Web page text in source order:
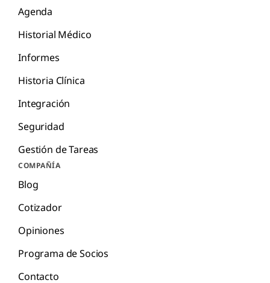
Agenda
Historial Médico
Informes
Historia Clínica
Integración
Seguridad
Gestión de Tareas
COMPAÑÍA
Blog
Cotizador
Opiniones
Programa de Socios
Contacto